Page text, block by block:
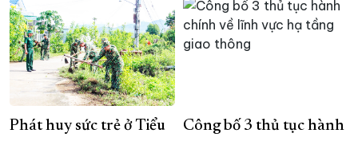
Phát huy sức trẻ ở Tiểu
Công bố 3 thủ tục hành